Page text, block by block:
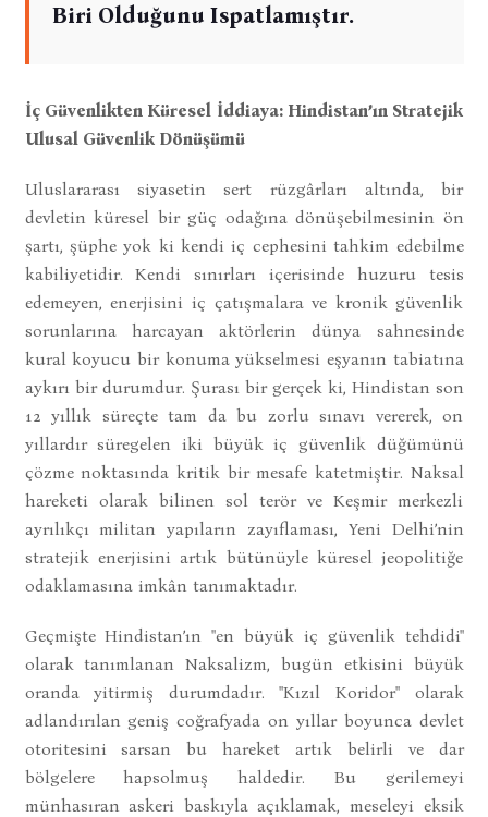
Biri Olduğunu Ispatlamıştır.
İç Güvenlikten Küresel İddiaya: Hindistan’ın Stratejik
Ulusal Güvenlik Dönüşümü
Uluslararası siyasetin sert rüzgârları altında, bir
devletin küresel bir güç odağına dönüşebilmesinin ön
şartı, şüphe yok ki kendi iç cephesini tahkim edebilme
kabiliyetidir. Kendi sınırları içerisinde huzuru tesis
edemeyen, enerjisini iç çatışmalara ve kronik güvenlik
sorunlarına harcayan aktörlerin dünya sahnesinde
kural koyucu bir konuma yükselmesi eşyanın tabiatına
aykırı bir durumdur. Şurası bir gerçek ki, Hindistan son
12 yıllık süreçte tam da bu zorlu sınavı vererek, on
yıllardır süregelen iki büyük iç güvenlik düğümünü
çözme noktasında kritik bir mesafe katetmiştir. Naksal
hareketi olarak bilinen sol terör ve Keşmir merkezli
ayrılıkçı militan yapıların zayıflaması, Yeni Delhi’nin
stratejik enerjisini artık bütünüyle küresel jeopolitiğe
odaklamasına imkân tanımaktadır.
Geçmişte Hindistan’ın "en büyük iç güvenlik tehdidi"
olarak tanımlanan Naksalizm, bugün etkisini büyük
oranda yitirmiş durumdadır. "Kızıl Koridor" olarak
adlandırılan geniş coğrafyada on yıllar boyunca devlet
otoritesini sarsan bu hareket artık belirli ve dar
bölgelere hapsolmuş haldedir. Bu gerilemeyi
münhasıran askeri baskıyla açıklamak, meseleyi eksik